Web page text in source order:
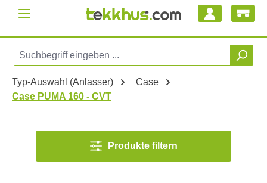
Zum Hauptinhalt springen
Typ-Auswahl (Anlasser)
Case
Case PUMA 160 - CVT
Produkte filtern